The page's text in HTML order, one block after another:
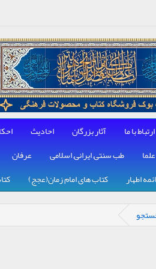
ارتباط با ما آثار بزرگان احادیث
طب سنتی, ایرانی, اسلامی عرفان
اطهار
کتاب های امام زمان(عجج)